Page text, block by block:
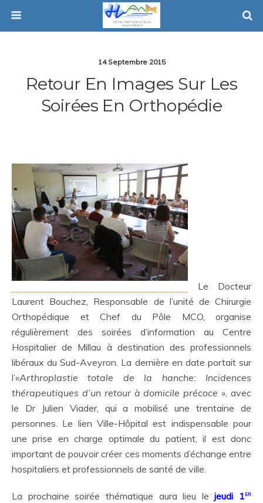
14 Septembre 2015
Retour En Images Sur Les
Soirées En Orthopédie
Le Docteur
Laurent Bouchez, Responsable de l’unité de Chirurgie
Orthopédique et Chef du Pôle MCO, organise
régulièrement des soirées d’information au Centre
Hospitalier de Millau à destination des professionnels
libéraux du Sud-Aveyron. La dernière en date portait sur
l’«Arthroplastie totale de la hanche: Incidences
thérapeutiques d’un retour à domicile précoce», avec
le Dr Julien Viader, qui a mobilisé une trentaine de
personnes. Le lien Ville-Hôpital est indispensable pour
une prise en charge optimale du patient, il est donc
important de pouvoir créer ces moments d’échange entre
hospitaliers et professionnels de santé de ville.
La prochaine soirée thématique aura lieu le jeudi 1er